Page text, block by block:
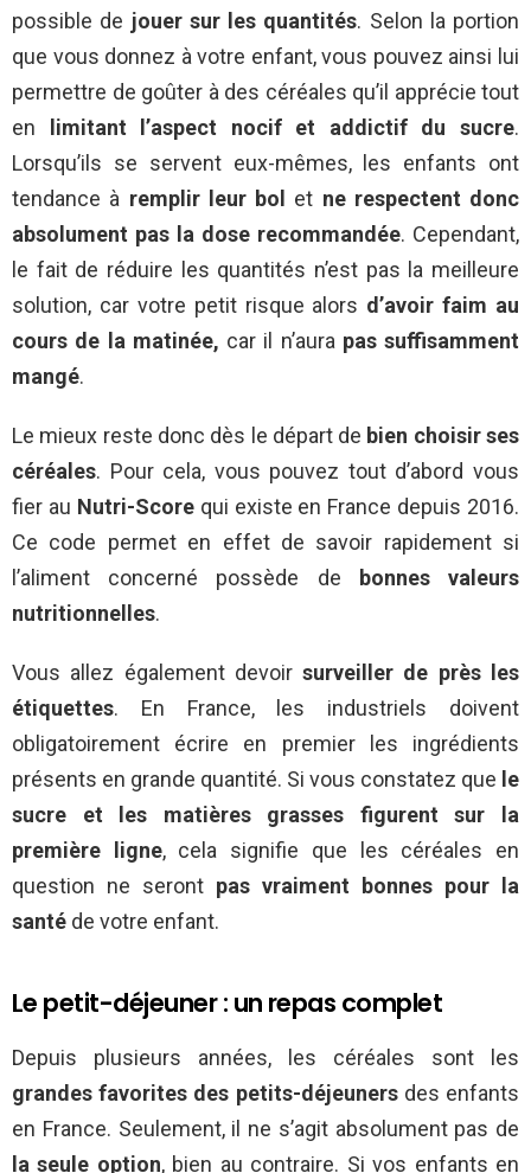
possible de jouer sur les quantités. Selon la portion
que vous donnez à votre enfant, vous pouvez ainsi lui
permettre de goûter à des céréales qu’il apprécie tout
en
limitant l’aspect nocif et addictif du sucre.
Lorsqu’ils se servent eux-mêmes, les enfants ont
tendance à remplir leur bol et ne respectent donc
absolument pas la dose recommandée. Cependant,
le fait de réduire les quantités n’est pas la meilleure
solution, car votre petit risque alors d’avoir faim au
cours de la matinée, car il n’aura pas suffisamment
mangé.
Le mieux reste donc dès le départ de bien choisir ses
céréales. Pour cela, vous pouvez tout d’abord vous
fier au Nutri-Scorequi existe en France depuis 2016.
Ce code permet en effet de savoir rapidement si
l’aliment concerné possède de
bonnes valeurs
nutritionnelles.
Vous allez également devoirsurveiller de près les
étiquettes. En France, les industriels doivent
obligatoirement écrire en premier les ingrédients
présents en grande quantité. Si vous constatez que le
sucre et les matières grasses figurent sur la
première ligne, cela signifie que les céréales en
question ne seront pas vraiment bonnes pour la
santé de votre enfant.
Le petit-déjeuner : un repas complet
Depuis plusieurs années, les céréales sont les
grandes favorites des petits-déjeunersdes enfants
en France. Seulement, il ne s’agit absolument pas de
la seule option, bien au contraire. Si vos enfants en